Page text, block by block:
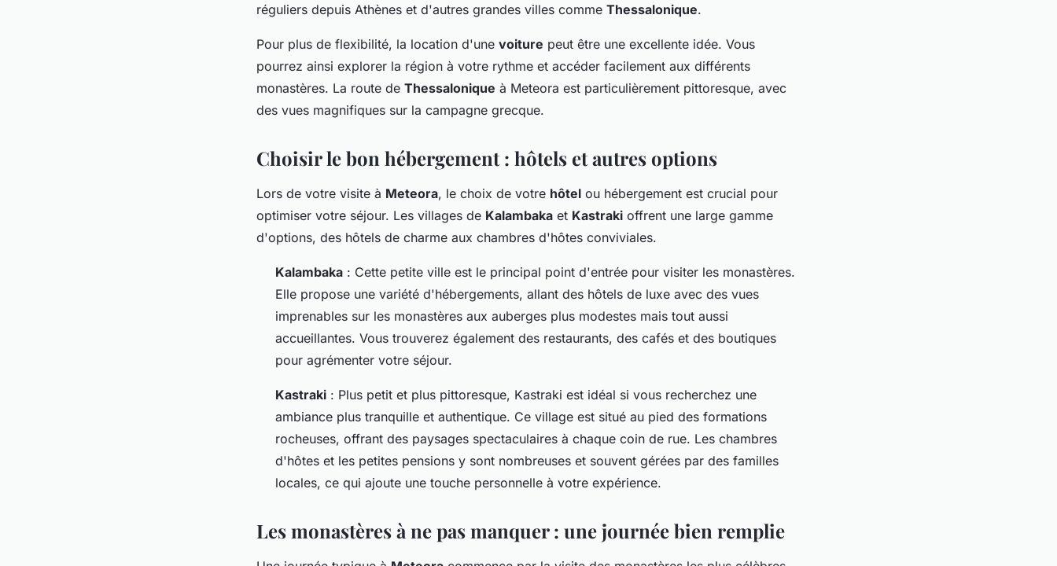
réguliers depuis Athènes et d'autres grandes villes comme Thessalonique.
Pour plus de flexibilité, la location d'une voiture peut être une excellente idée. Vous
pourrez ainsi explorer la région à votre rythme et accéder facilement aux différents
monastères. La route de Thessalonique à Meteora est particulièrement pittoresque, avec
des vues magnifiques sur la campagne grecque.
Choisir le bon hébergement : hôtels et autres options
Lors de votre visite à Meteora, le choix de votre hôtel ou hébergement est crucial pour
optimiser votre séjour. Les villages de Kalambaka et Kastraki offrent une large gamme
d'options, des hôtels de charme aux chambres d'hôtes conviviales.
Kalambaka : Cette petite ville est le principal point d'entrée pour visiter les monastères.
Elle propose une variété d'hébergements, allant des hôtels de luxe avec des vues
imprenables sur les monastères aux auberges plus modestes mais tout aussi
accueillantes. Vous trouverez également des restaurants, des cafés et des boutiques
pour agrémenter votre séjour.
Kastraki : Plus petit et plus pittoresque, Kastraki est idéal si vous recherchez une
ambiance plus tranquille et authentique. Ce village est situé au pied des formations
rocheuses, offrant des paysages spectaculaires à chaque coin de rue. Les chambres
d'hôtes et les petites pensions y sont nombreuses et souvent gérées par des familles
locales, ce qui ajoute une touche personnelle à votre expérience.
Les monastères à ne pas manquer : une journée bien remplie